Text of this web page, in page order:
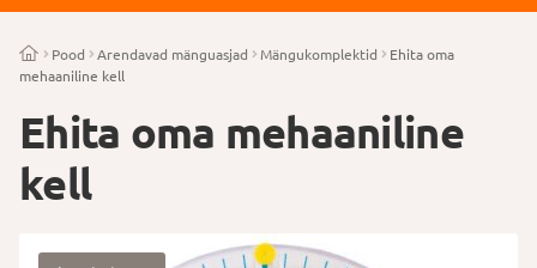
Pood Arendavad mänguasjad Mängukomplektid
Ehita oma
mehaaniline kell
Ehita oma mehaaniline
kell